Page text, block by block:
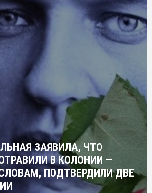
ЗАЯВИЛА, ЧТО
В КОЛОНИИ —
ПОДТВЕРДИЛИ ДВЕ